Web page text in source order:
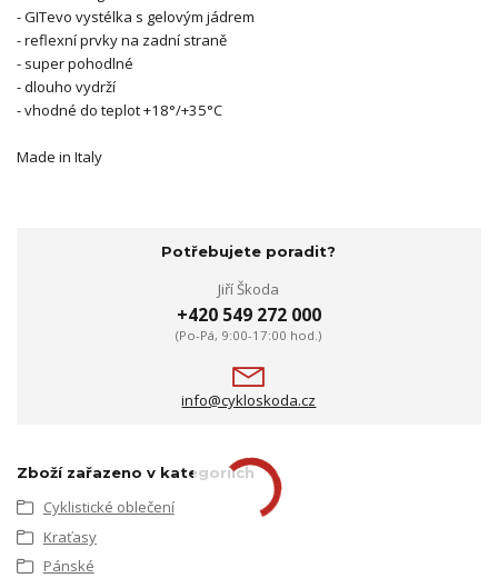
- GITevo vystélka s gelovým jádrem
- reflexní prvky na zadní straně
- super pohodlné
- dlouho vydrží
- vhodné do teplot +18°/+35°C
Made in Italy
Potřebujete poradit?
Jiří Škoda
+420 549 272 000
(Po-Pá, 9:00-17:00 hod.)
info@cykloskoda.cz
Zboží zařazeno v kategoriích
Cyklistické oblečení
Kraťasy
Pánské